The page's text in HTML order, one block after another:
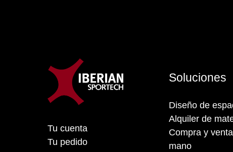
Tu cuenta
Tu pedido
Soluciones
Diseño de
Alquiler de
Compra y
mano